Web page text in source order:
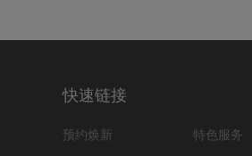
快速链接
预约焕新
特色服务